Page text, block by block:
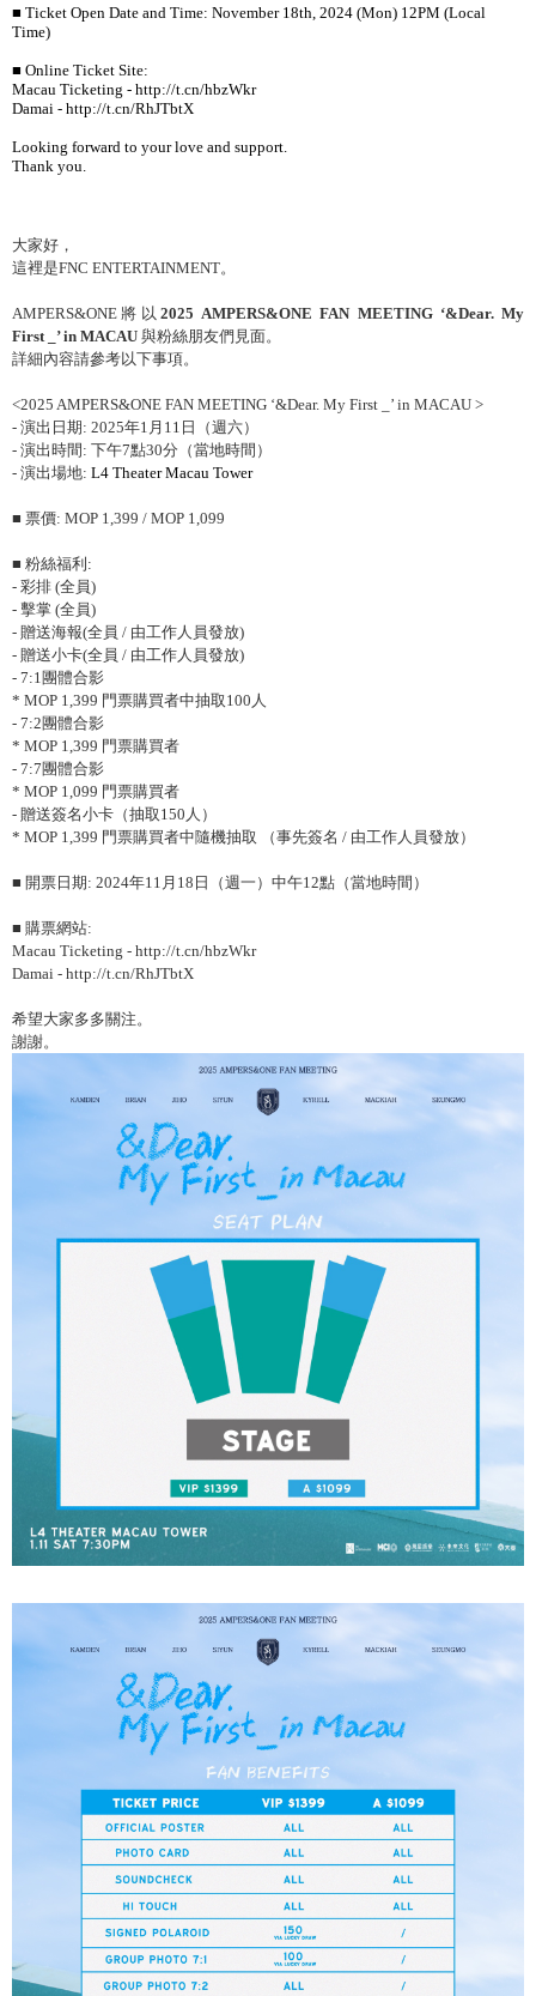
■ Ticket Open Date and Time: November 18th, 2024 (Mon) 12PM (Local
Time)
■ Online Ticket Site:
Macau Ticketing - http://t.cn/hbzWkr
Damai - http://t.cn/RhJTbtX
Looking forward to your love and support.
Thank you.
大家好，
這裡是FNC ENTERTAINMENT。
AMPERS&ONE 將以 2025 AMPERS&ONE FAN MEETING ‘&Dear. My
First _’ in MACAU 與粉絲朋友們見面。
詳細內容請參考以下事項。
<2025 AMPERS&ONE FAN MEETING ‘&Dear. My First _’ in MACAU >
- 演出日期: 2025年1 月 11 日（週六）
- 演出時間 : 下午7點30分（當地時間）
- 演出場地: L4 Theater Macau Tower
■ 票價: MOP 1,399 / MOP 1,099
■ 粉絲福利 :
- 彩排 (全員)
- 擊掌 (全員)
- 贈送海報(全員 / 由工作人員發放)
- 贈送小卡(全員 / 由工作人員發放)
- 7:1團體合影
* MOP 1,399 門票購買者中抽取 100 人
- 7:2團體合影
* MOP 1,399 門票購買者
- 7:7團體合影
* MOP 1,099 門票購買者
- 贈送簽名小卡（抽取 150 人）
* MOP 1,399 門票購買者中隨機抽取 （事先簽名 / 由工作人員發放）
■ 開票日期: 2024年11 月 18 日（週一）中午12點（當地時間）
■ 購票網站:
Macau Ticketing - http://t.cn/hbzWkr
Damai - http://t.cn/RhJTbtX
希望大家多多關注。
謝謝。